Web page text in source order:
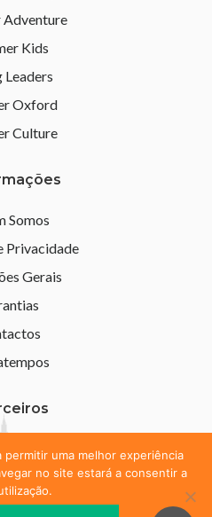
Adventure
Kids
Leaders
Oxford
Culture
Somos
Privacidade
Gerais
uma melhor experiência
no site estará a consentir a